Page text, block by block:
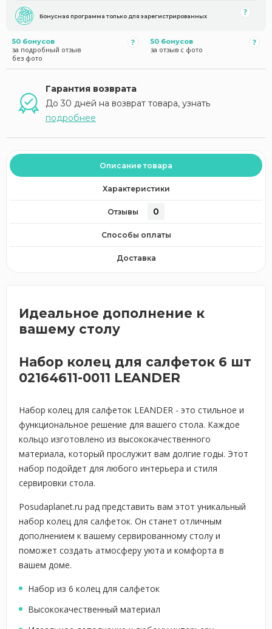
Бонусная программа только для зарегистрированных
50 бонусов
за подробный отзыв
без фото
50 бонусов
за отзыв с фото
Гарантия возврата
До 30 дней на возврат товара, узнать
подробнее
Описание товара
Характеристики
Отзывы 0
Способы оплаты
Доставка
Идеальное дополнение к
вашему столу
Набор колец для салфеток 6 шт
02164611-0011 LEANDER
Набор колец для салфеток LEANDER - это стильное и
функциональное решение для вашего стола. Каждое
кольцо изготовлено из высококачественного
материала, который прослужит вам долгие годы. Этот
набор подойдет для любого интерьера и стиля
сервировки стола.
Posudaplanet.ru рад представить вам этот уникальный
набор колец для салфеток. Он станет отличным
дополнением к вашему сервированному столу и
поможет создать атмосферу уюта и комфорта в
вашем доме.
Набор из 6 колец для салфеток
Высококачественный материал